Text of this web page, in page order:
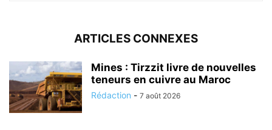
ARTICLES CONNEXES
Mines : Tirzzit livre de nouvelles
teneurs en cuivre au Maroc
Rédaction - 7 août 2026